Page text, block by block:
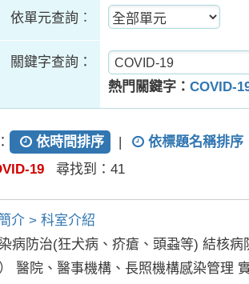
依單元查詢︰
關鍵字查詢：
熱門關鍵字： COVID-
依時間排序 |
依標題名稱排序
19 尋找到：41
介 > 科室介紹
病防治(狂犬病、疥瘡、頭蝨等) 結核
醫院、醫事機構、長照機構感染管理